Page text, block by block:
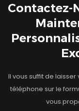
Contactez-
Il vous suffit de
téléphone sur le
vous